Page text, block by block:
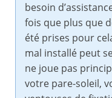
besoin
fois que plus que
été prises pour
mal installé peut
ne joue pas
votre pare-soleil,